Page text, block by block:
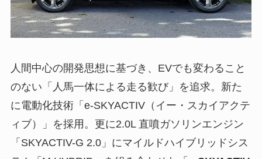
人間中心の開発思想に基づき、EVでも変わること
のない「人馬一体による走る歓び」を追求。新た
に電動化技術「e-SKYACTIV（イー・スカイアクテ
ィブ）」を採用。更に2.0L 直噴ガソリンエンジン
「SKYACTIV-G 2.0」にマイルドハイブリッドシス